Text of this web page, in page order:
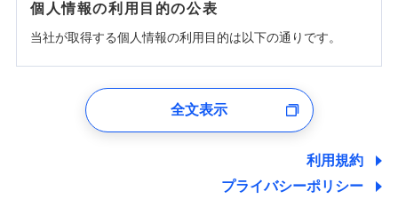
個人情報の利用目的の公表
当社が取得する個人情報の利用目的は以下の通りです。
ユーザー登録受付および、管理のため
しくは委託を受けている保険会社・提携会社の保険その他に
関する情報を提供し、金融商品等の契約を勧奨するため、ま
た維持管理等の委託業務遂行のため、またそれらに付帯、関
全文表示
利用規約
プライバシーポリシー